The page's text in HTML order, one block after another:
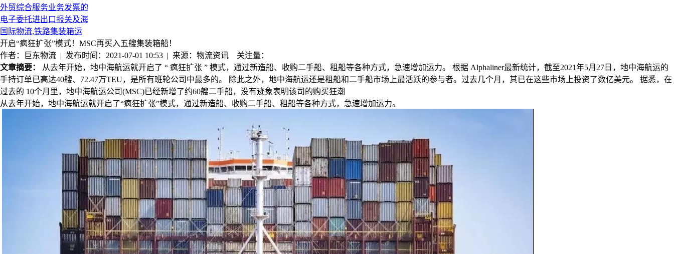
外贸综合服务业务发票的
电子委托进出口报关及海
国际物流,铁路集装箱运
开启“疯狂扩张”模式！MSC再买入五艘集装箱船！
作者：巨东物流 | 发布时间：2021-07-01 10:53 | 来源：物流资讯 关注量：
文章摘要：
从去年开始，地中海航运就开启了 “ 疯狂扩张 ” 模式，通过新造船、收购二手船、租船等各种方式，急速增加运力。 根据 Alphaliner最新统计，截至2021年5月27日，地中海航运的
手持订单已高达40艘、72.47万TEU，是所有班轮公司中最多的。 除此之外，地中海航运还是租船和二手船市场上最活跃的参与者。过去几个月，其已在这些市场上投资了数亿美元。 据悉，在
过去的 10个月里，地中海航运公司(MSC)已经新增了约60艘二手船，没有迹象表明该司的购买狂潮
从去年开始，地中海航运就开启了“疯狂扩张”模式，通过新造船、收购二手船、租船等各种方式，急速增加运力。